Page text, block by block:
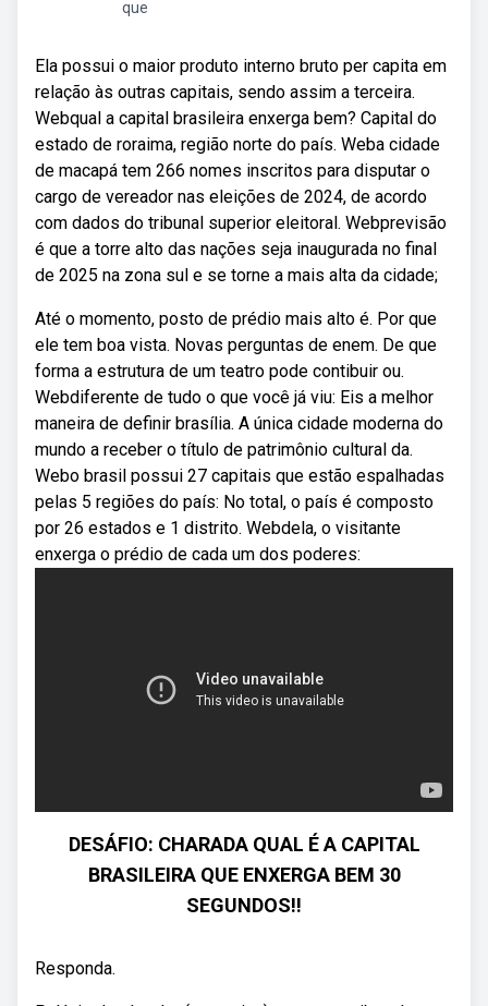
que
Ela possui o maior produto interno bruto per capita em
relação às outras capitais, sendo assim a terceira.
Webqual a capital brasileira enxerga bem? Capital do
estado de roraima, região norte do país. Weba cidade
de macapá tem 266 nomes inscritos para disputar o
cargo de vereador nas eleições de 2024, de acordo
com dados do tribunal superior eleitoral. Webprevisão
é que a torre alto das nações seja inaugurada no final
de 2025 na zona sul e se torne a mais alta da cidade;
Até o momento, posto de prédio mais alto é. Por que
ele tem boa vista. Novas perguntas de enem. De que
forma a estrutura de um teatro pode contibuir ou.
Webdiferente de tudo o que você já viu: Eis a melhor
maneira de definir brasília. A única cidade moderna do
mundo a receber o título de patrimônio cultural da.
Webo brasil possui 27 capitais que estão espalhadas
pelas 5 regiões do país: No total, o país é composto
por 26 estados e 1 distrito. Webdela, o visitante
enxerga o prédio de cada um dos poderes:
DESÁFIO: CHARADA QUAL É A CAPITAL
BRASILEIRA QUE ENXERGA BEM 30
SEGUNDOS!!
Responda.